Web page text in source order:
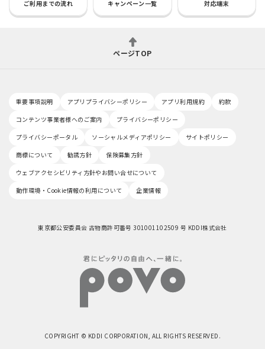
ご利用までの流れ キャンペーン一覧 対応端末
ページTOP
重要事項説明 アプリプライバシーポリシー アプリ利用規約
約款
コンテンツ事業者様へのご案内
プライバシーポリシー
プライバシーポータル
ソーシャルメディアポリシー
サイトポリシー
商標について
勧誘方針
保険募集方針
ウェブアクセシビリティ方針やお問い合せについて
動作環境・Cookie情報の利用について
企業情報
東京都公安委員会 古物商許可番号 301001102509 号 KDDI株式会社
COPYRIGHT © KDDI CORPORATION, ALL RIGHTS RESERVED.